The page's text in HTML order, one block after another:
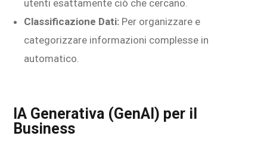
utenti esattamente ciò che cercano.
Classificazione Dati: Per organizzare e
categorizzare informazioni complesse in
automatico.
IA Generativa (GenAI) per il
Business